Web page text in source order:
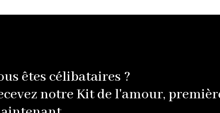
êtes célibataires ?
notre Kit de l'amour,